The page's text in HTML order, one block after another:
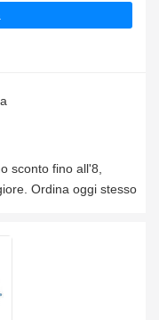
sconto fino all'8,
Ordina oggi stesso